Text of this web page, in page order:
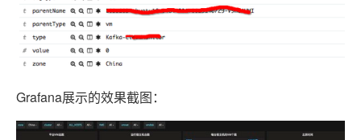
Grafana展示的效果截图：